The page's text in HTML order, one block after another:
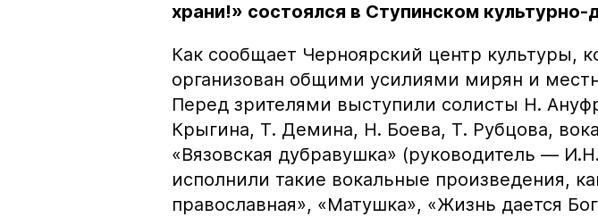
храни!» состоялся в Ступинском культурно-
Как сообщает Черноярский центр культуры,
организован общими усилиями мирян и
Перед зрителями выступили солисты Н.
Крыгина, Т. Демина, Н. Боева, Т. Рубцова,
«Вязовская дубравушка» (руководитель —
исполнили такие вокальные произведения,
православная», «Матушка», «Жизнь дается